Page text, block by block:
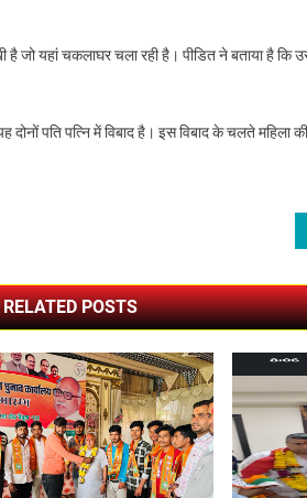
है जो यहां चकलाघर चला रही है। पीडित ने बताया है
दोनों पति पत्नि में विबाद है। इस विबाद के चलते
RELATED POSTS